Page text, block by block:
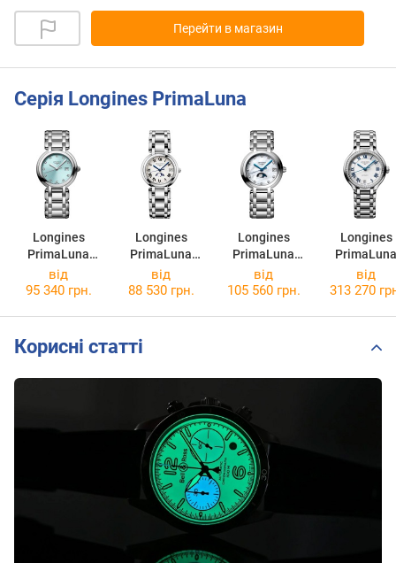
Перейти в магазин
Серія Longines PrimaLuna
Longines
PrimaLuna
L8.122.4.90.6
Longines
PrimaLuna
L8.115.4.71.6
Longines
PrimaLuna
L8.115.4.87.6
Longines
PrimaLuna
від
95 340 грн.
від
88 530 грн.
від
105 560 грн.
від
313 270
Корисні статті